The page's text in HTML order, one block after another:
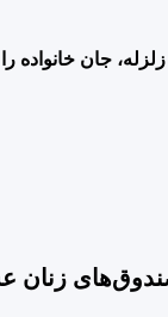
جان خانواده را
زنان